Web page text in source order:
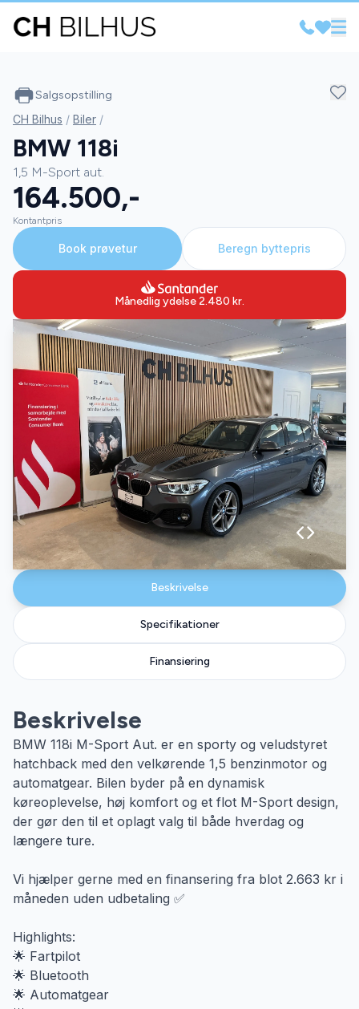
Specifikationer
Beskrivelse
Finansiering
Beskrivelse
BMW 118i M-Sport Aut. er en sporty og veludstyret
hatchback med den velkørende 1,5 benzinmotor og
automatgear. Bilen byder på en dynamisk
køreoplevelse, høj komfort og et flot M-Sport design,
der gør den til et oplagt valg til både hverdag og
længere ture.
Vi hjælper gerne med en finansering fra blot 2.663 kr i
måneden uden udbetaling ✅
Highlights:
🌟 Fartpilot
🌟 Bluetooth
🌟 Automatgear
Salgsopstilling
CH Bilhus / Biler /
BMW 118i
1,5 M-Sport aut.
164.500,-
Kontantpris
Book prøvetur Beregn byttepris
Månedlig ydelse2.480 kr.